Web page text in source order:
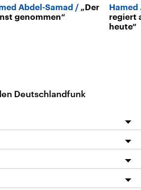
Abdel-Samad
„Der
genommen“
regiert
heute“
Deutschlandfunk